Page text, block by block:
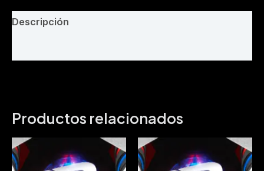
Descripción
Productos relacionados